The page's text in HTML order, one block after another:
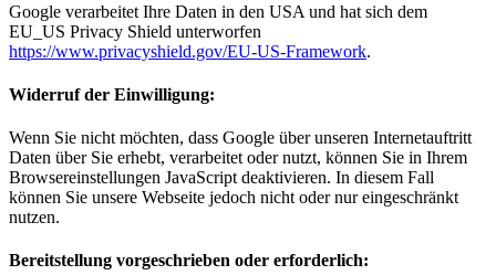
Google verarbeitet Ihre Daten in den USA und hat sich dem
EU_US Privacy Shield unterworfen
https://www.privacyshield.gov/EU-US-Framework.
Widerruf der Einwilligung:
Wenn Sie nicht möchten, dass Google über unseren Internetauftritt
Daten über Sie erhebt, verarbeitet oder nutzt, können Sie in Ihrem
Browsereinstellungen JavaScript deaktivieren. In diesem Fall
können Sie unsere Webseite jedoch nicht oder nur eingeschränkt
nutzen.
Bereitstellung vorgeschrieben oder erforderlich: